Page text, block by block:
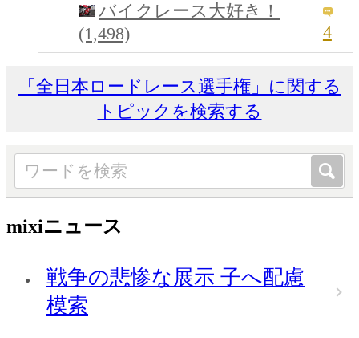
バイクレース大好き！
(1,498)
4
「全日本ロードレース選手権」に関する
トピックを検索する
mixiニュース
戦争の悲惨な展示 子へ配慮
模索